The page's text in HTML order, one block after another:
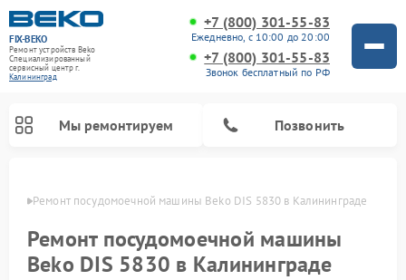
FIX-BEKO
Ремонт устройств Beko
Специализированный
cервисный центр г.
Калининград
+7 (800) 301-55-83
Ежедневно, с 10:00 до 20:00
+7 (800) 301-55-83
Звонок бесплатный по РФ
Мы ремонтируем Позвонить
Ремонт посудомоечной машины Beko DIS 5830 в Калининграде
Ремонт посудомоечной машины
Beko DIS 5830 в Калининграде